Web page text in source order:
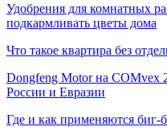
Удобрения для комнатных
подкармливать цветы дома
Что такое квартира без
Dongfeng Motor на COMvex
России и Евразии
Где и как применяются биг-